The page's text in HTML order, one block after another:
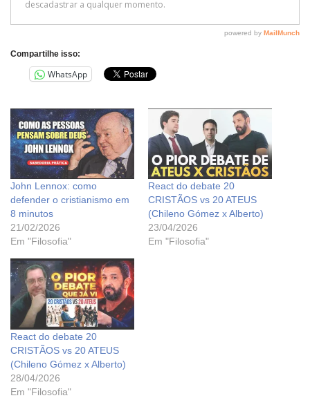
Compartilhe isso:
WhatsApp
John Lennox: como
defender o cristianismo em
8 minutos
21/02/2026
Em "Filosofia"
React do debate 20
CRISTÃOS vs 20 ATEUS
(Chileno Gómez x Alberto)
23/04/2026
Em "Filosofia"
React do debate 20
CRISTÃOS vs 20 ATEUS
(Chileno Gómez x Alberto)
28/04/2026
Em "Filosofia"